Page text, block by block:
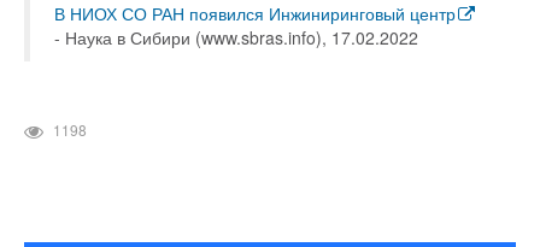
В НИОХ СО РАН появился Инжиниринговый центр
- Наука в Сибири (www.sbras.info), 17.02.2022
1198